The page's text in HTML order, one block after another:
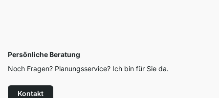
Persönliche Beratung
Noch Fragen? Planungsservice? Ich bin für Sie da.
Kontakt